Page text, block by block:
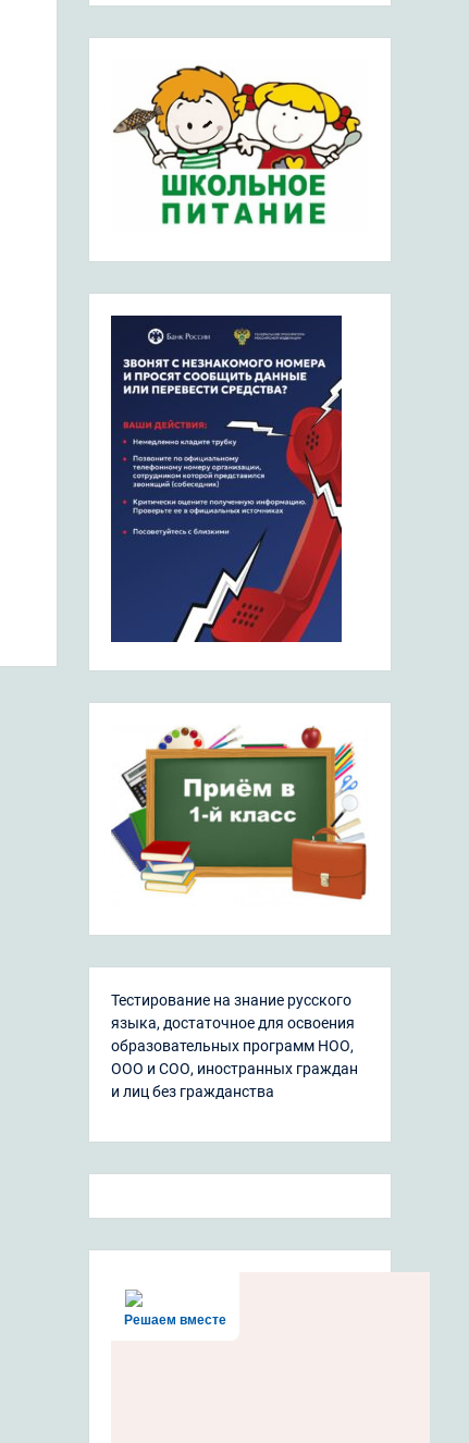
Тестирование на знание русского
языка, достаточное для освоения
образовательных программ НОО,
ООО и СОО, иностранных граждан
и лиц без гражданства
Решаем вместе